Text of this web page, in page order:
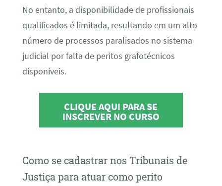
No entanto, a disponibilidade de profissionais
qualificados é limitada, resultando em um alto
número de processos paralisados no sistema
judicial por falta de peritos grafotécnicos
disponíveis.
CLIQUE AQUI PARA SE
INSCREVER NO CURSO
Como se cadastrar nos Tribunais de
Justiça para atuar como perito